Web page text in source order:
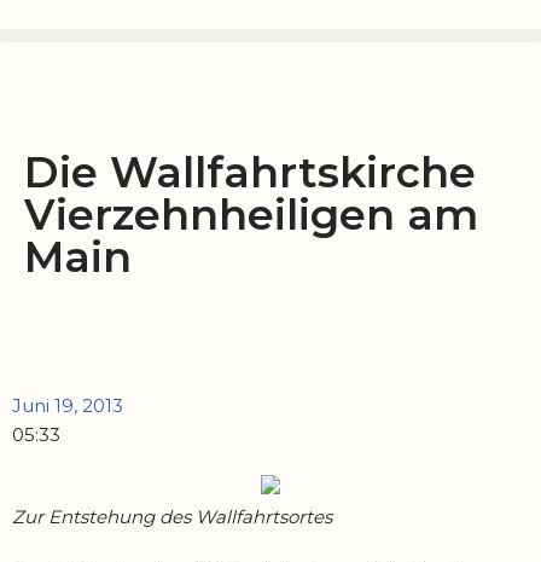
Die Wallfahrtskirche
Vierzehnheiligen am
Main
Juni 19, 2013
05:33
Zur Entstehung des Wallfahrtsortes